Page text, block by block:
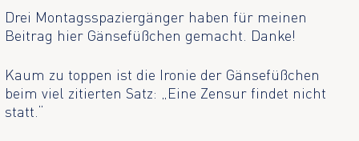
Drei Montagsspaziergänger haben für meinen
Beitrag hier Gänsefüßchen gemacht. Danke!
Kaum zu toppen ist die Ironie der Gänsefüßchen
beim viel zitierten Satz: „Eine Zensur findet nicht
statt.“